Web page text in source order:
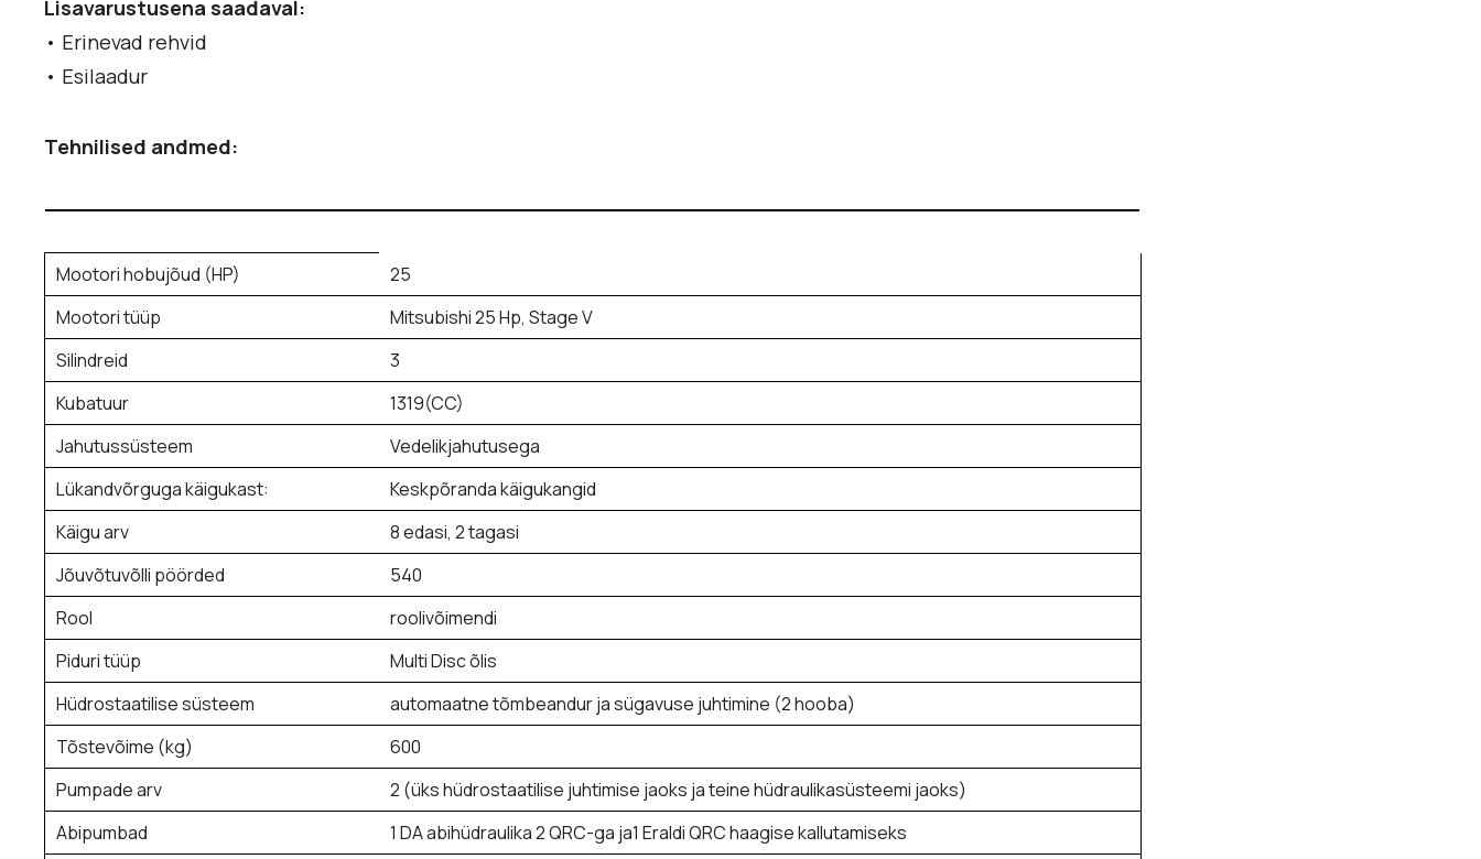
Lisavarustusena saadaval:
• Erinevad rehvid
• Esilaadur
Tehnilised andmed:
Mootori hobujõud (HP)
25
Mootori tüüp
Mitsubishi 25 Hp, Stage V
Silindreid
3
Kubatuur
1319(CC)
Jahutussüsteem
Vedelikjahutusega
Lükandvõrguga käigukast:
Keskpõranda käigukangid
Käigu arv
8 edasi, 2 tagasi
Jõuvõtuvõlli pöörded
540
Rool
roolivõimendi
Piduri tüüp
Multi Disc õlis
Hüdrostaatilise süsteem
automaatne tõmbeandur ja sügavuse juhtimine (2 hooba)
Tõstevõime (kg)
600
Pumpade arv
2 (üks hüdrostaatilise juhtimise jaoks ja teine hüdraulikasüsteemi jaoks)
Abipumbad
1 DA abihüdraulika 2 QRC-ga ja1 Eraldi QRC haagise kallutamiseks